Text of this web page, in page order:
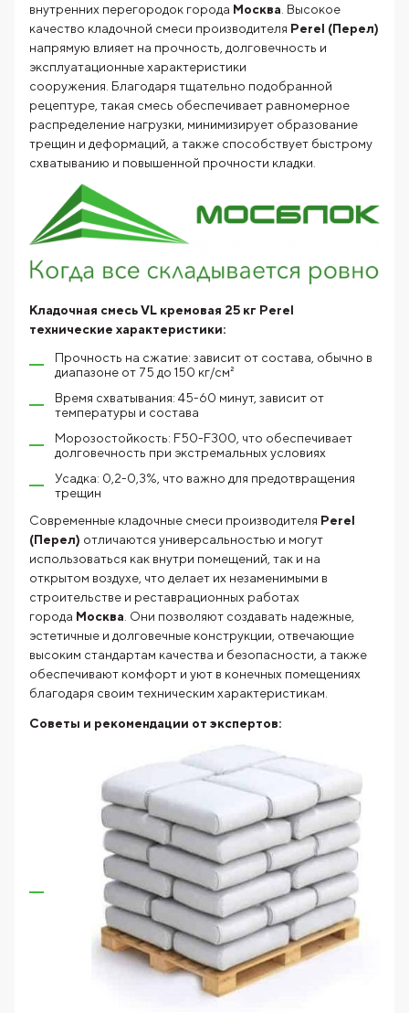
внутренних перегородок города Москва . Высокое
качество кладочной смеси производителя Perel (Перел)
напрямую влияет на прочность, долговечность и
эксплуатационные характеристики
сооружения. Благодаря тщательно подобранной
рецептуре, такая смесь обеспечивает равномерное
распределение нагрузки, минимизирует образование
трещин и деформаций, а также способствует быстрому
схватыванию и повышенной прочности кладки.
Кладочная смесь VL кремовая 25 кг Perel
технические характеристики:
Прочность на сжатие: зависит от состава, обычно в
диапазоне от 75 до 150 кг/см²
Время схватывания: 45-60 минут, зависит от
температуры и состава
Морозостойкость: F50-F300, что обеспечивает
долговечность при экстремальных условиях
Усадка: 0,2-0,3%, что важно для предотвращения
трещин
Современные кладочные смеси производителя Perel
(Перел) отличаются универсальностью и могут
использоваться как внутри помещений, так и на
открытом воздухе, что делает их незаменимыми в
строительстве и реставрационных работах
города Москва . Они позволяют создавать надежные,
эстетичные и долговечные конструкции, отвечающие
высоким стандартам качества и безопасности, а также
обеспечивают комфорт и уют в конечных помещениях
благодаря своим техническим характеристикам.
Советы и рекомендации от экспертов: